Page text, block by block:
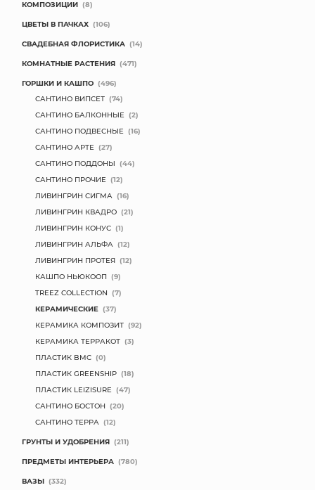
КОМПОЗИЦИИ (8)
ЦВЕТЫ В ПАЧКАХ (106)
СВАДЕБНАЯ ФЛОРИСТИКА (14)
КОМНАТНЫЕ РАСТЕНИЯ (471)
ГОРШКИ И КАШПО (496)
САНТИНО ВИПСЕТ (74)
САНТИНО БАЛКОННЫЕ (2)
САНТИНО ПОДВЕСНЫЕ (16)
САНТИНО АРТЕ (27)
САНТИНО ПОДДОНЫ (44)
САНТИНО ПРОЧИЕ (12)
ЛИВИНГРИН СИГМА (16)
ЛИВИНГРИН КВАДРО (21)
ЛИВИНГРИН КОНУС (1)
ЛИВИНГРИН АЛЬФА (12)
ЛИВИНГРИН ПРОТЕЯ (12)
КАШПО НЬЮКООП (9)
TREEZ COLLECTION (7)
КЕРАМИЧЕСКИЕ (37)
КЕРАМИКА КОМПОЗИТ (92)
КЕРАМИКА ТЕРРАКОТ (3)
ПЛАСТИК BMC (0)
ПЛАСТИК GREENSHIP (18)
ПЛАСТИК LEIZISURE (47)
САНТИНО БОСТОН (20)
САНТИНО ТЕРРА (12)
ГРУНТЫ И УДОБРЕНИЯ (211)
ПРЕДМЕТЫ ИНТЕРЬЕРА (780)
ВАЗЫ (332)